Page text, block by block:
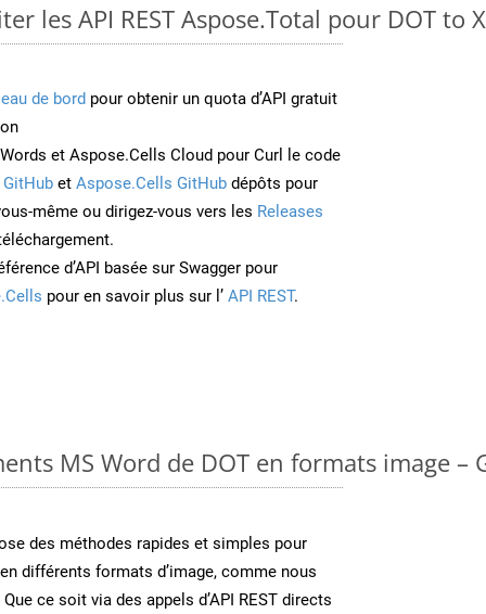
les API REST Aspose.Total pour DOT to
de bord pour obtenir un quota d’API gratuit
et Aspose.Cells Cloud pour Curl le code
et Aspose.Cells GitHub dépôts pour
même ou dirigez-vous vers les Releases
d’API basée sur Swagger pour
pour en savoir plus sur l’ API REST.
MS Word de DOT en formats image –
des méthodes rapides et simples pour
différents formats d’image, comme nous
ce soit via des appels d’API REST directs